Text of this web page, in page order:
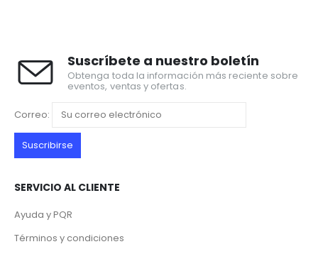
Suscríbete a nuestro boletín
Obtenga toda la información más reciente sobre
eventos, ventas y ofertas.
Correo:
SERVICIO AL CLIENTE
Ayuda y PQR
Términos y condiciones